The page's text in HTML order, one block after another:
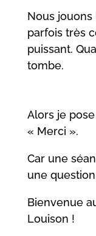
Nous jouons
parfois très
puissant.
tombe.
Alors je
« Merci ».
Car une
une
Bienvenue
Louison !